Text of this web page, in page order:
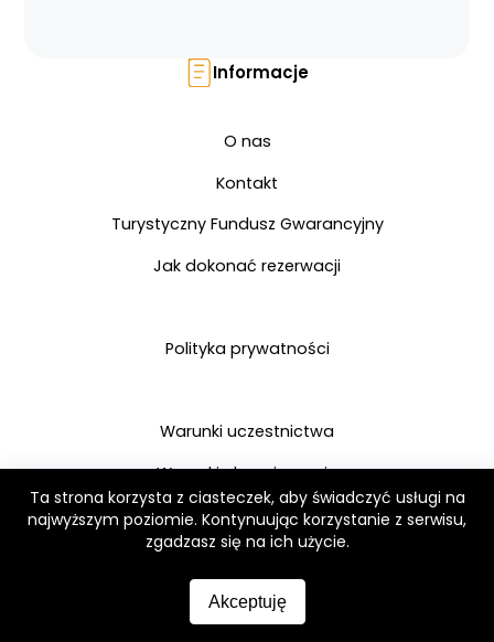
Informacje
O nas
Kontakt
Turystyczny Fundusz Gwarancyjny
Jak dokonać rezerwacji
Polityka prywatności
Warunki uczestnictwa
Warunki ubezpieczenia
Gwarancja organizatora
Współpraca agencyjna
Ta strona korzysta z ciasteczek, aby świadczyć usługi na
najwyższym poziomie. Kontynuując korzystanie z serwisu,
zgadzasz się na ich użycie.
Akceptuję